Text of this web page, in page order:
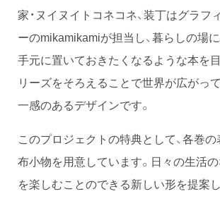
家・ヌイヌイトコネコネ、装丁はグラフ
ーのmikamikamiが担当し、暮らしの場
手元に置いておきたくなるような本を
リーズをそろえることで世界が広がっ
一感のあるデザインです。
このプロジェクトの特典として、各巻
布小物を用意しています。日々の生活
を楽しむことのできる新しい形を提案し